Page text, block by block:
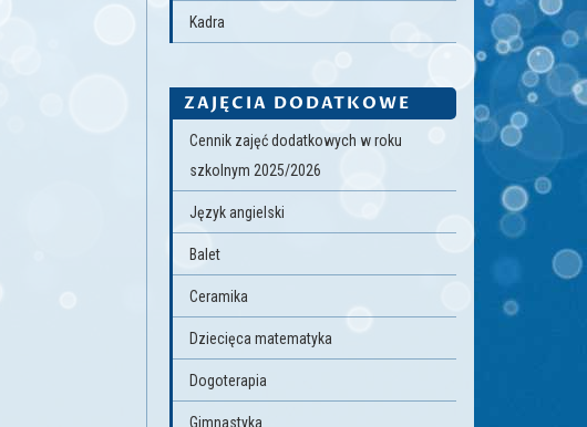
Kadra
ZAJĘCIA DODATKOWE
Cennik zajęć dodatkowych w roku
szkolnym 2025/2026
Język angielski
Balet
Ceramika
Dziecięca matematyka
Dogoterapia
Gimnastyka